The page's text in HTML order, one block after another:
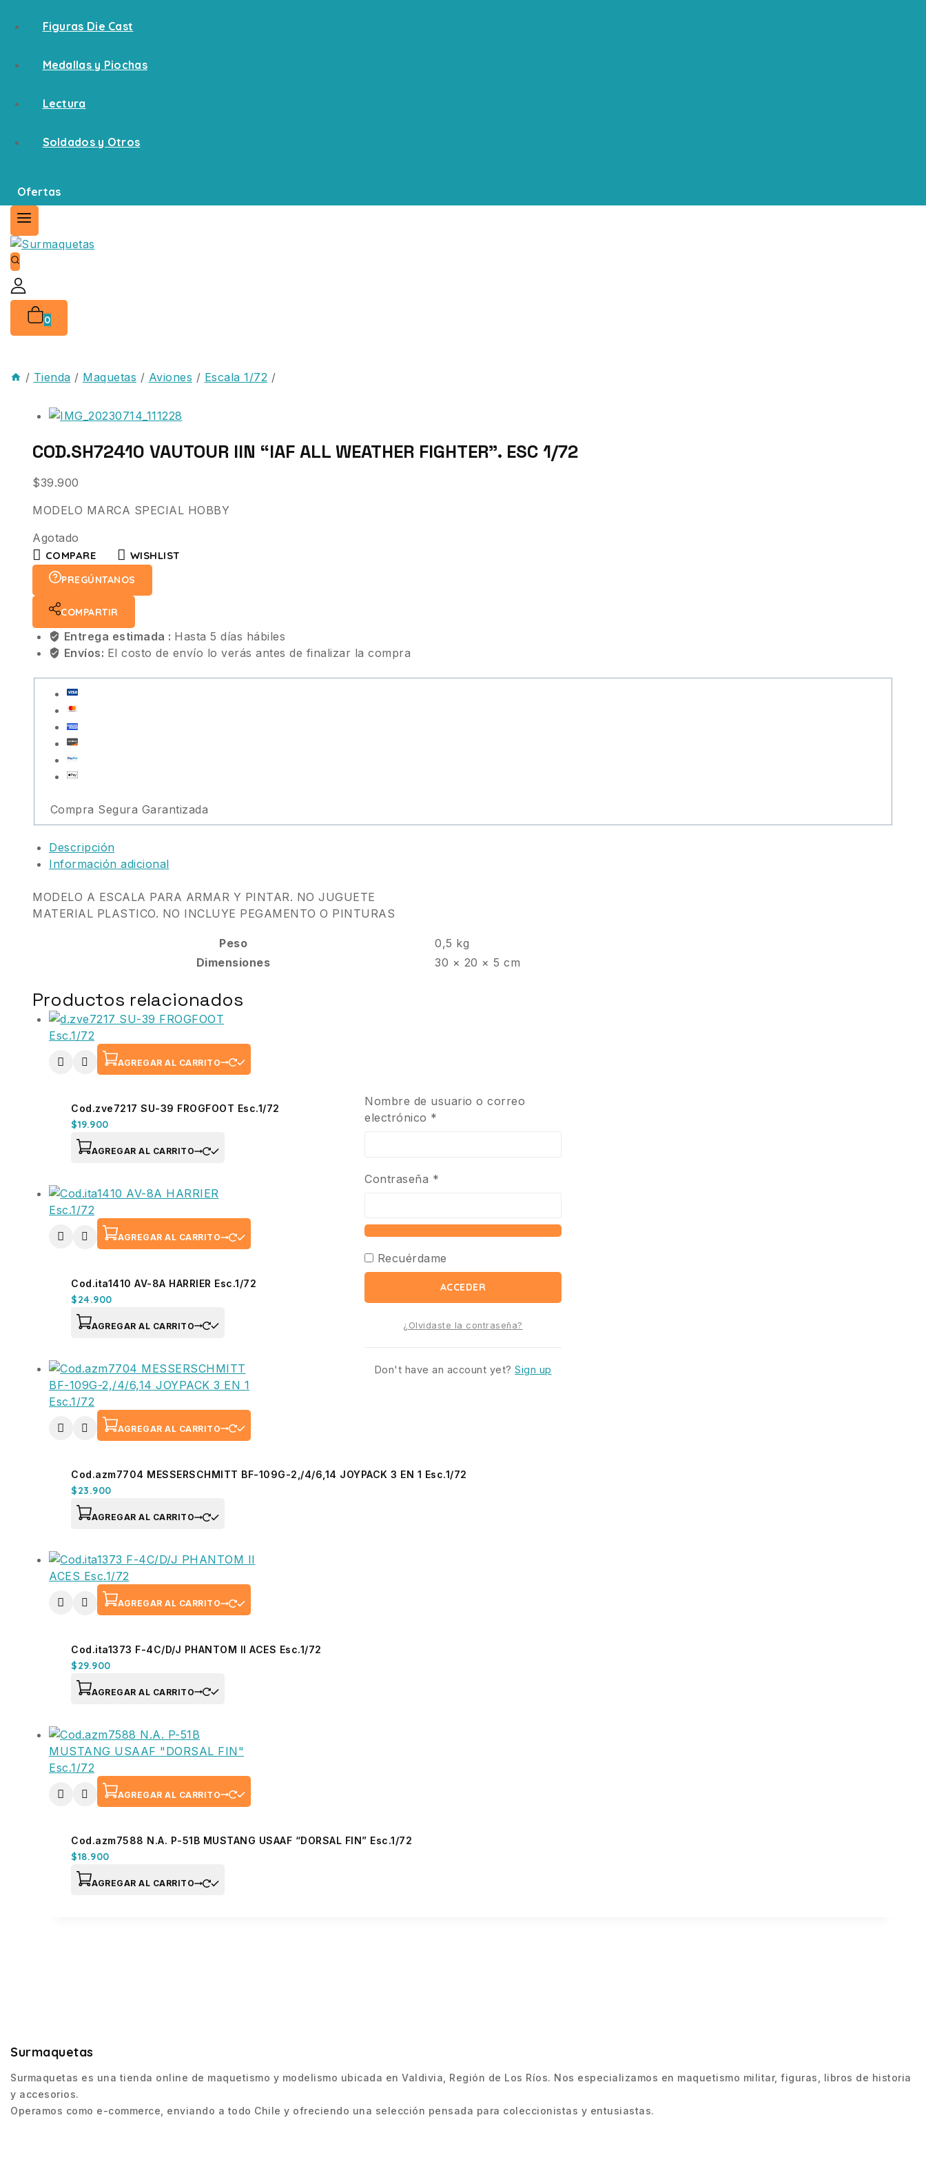
Figuras Die Cast
Medallas y Piochas
Lectura
Soldados y Otros
Ofertas
0
/ Tienda / Maquetas / Aviones / Escala 1/72 /
COD.SH72410 VAUTOUR IIN “IAF ALL WEATHER FIGHTER”. ESC 1/72
$39.900
MODELO MARCA SPECIAL HOBBY
Agotado
COMPARE WISHLIST
PREGÚNTANOS
COMPARTIR
Entrega estimada : Hasta 5 días hábiles
Envíos: El costo de envío lo verás antes de finalizar la compra
Compra Segura Garantizada
Descripción
Información adicional
MODELO A ESCALA PARA ARMAR Y PINTAR. NO JUGUETE
MATERIAL PLASTICO. NO INCLUYE PEGAMENTO O PINTURAS
Peso
0,5 kg
Dimensiones
30 × 20 × 5 cm
Productos relacionados
AGREGAR AL CARRITO
Cod.zve7217 SU-39 FROGFOOT Esc.1/72
$19.900
AGREGAR AL CARRITO
AGREGAR AL CARRITO
Cod.ita1410 AV-8A HARRIER Esc.1/72
$24.900
AGREGAR AL CARRITO
AGREGAR AL CARRITO
Cod.azm7704 MESSERSCHMITT BF-109G-2,/4/6,14 JOYPACK 3 EN 1 Esc.1/72
$23.900
AGREGAR AL CARRITO
AGREGAR AL CARRITO
Cod.ita1373 F-4C/D/J PHANTOM II ACES Esc.1/72
$29.900
AGREGAR AL CARRITO
AGREGAR AL CARRITO
Cod.azm7588 N.A. P-51B MUSTANG USAAF “DORSAL FIN” Esc.1/72
$18.900
AGREGAR AL CARRITO
Surmaquetas
Surmaquetas es una tienda online de maquetismo y modelismo ubicada en Valdivia, Región de Los Ríos. Nos especializamos en maquetismo militar, figuras, libros de historia
y accesorios.
Operamos como e-commerce, enviando a todo Chile y ofreciendo una selección pensada para coleccionistas y entusiastas.
Nombre de usuario o correo
electrónico *
Contraseña *
Recuérdame
ACCEDER
¿Olvidaste la contraseña?
Don't have an account yet? Sign up